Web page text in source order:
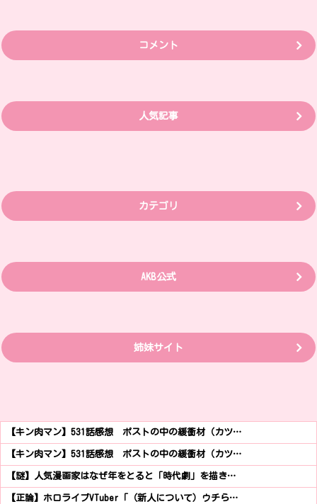
コメント
人気記事
カテゴリ
AKB公式
姉妹サイト
【キン肉マン】531話感想 ポストの中の緩衝材（カツ…
【キン肉マン】531話感想 ポストの中の緩衝材（カツ…
【謎】人気漫画家はなぜ年をとると「時代劇」を描き…
【正論】ホロライブVTuber「（新人について）ウチら…